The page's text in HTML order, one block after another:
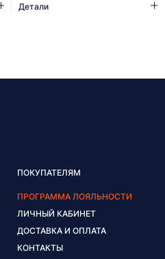
Детали
ПОКУПАТЕЛЯМ
ПРОГРАММА ЛОЯЛЬНОСТИ
ЛИЧНЫЙ КАБИНЕТ
ДОСТАВКА И ОПЛАТА
КОНТАКТЫ